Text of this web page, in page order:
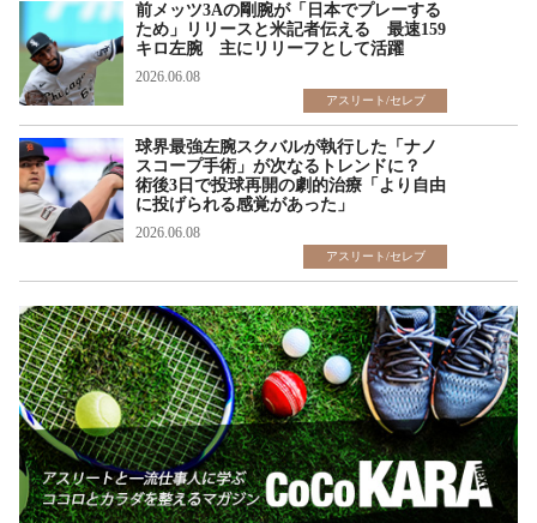
前メッツ3Aの剛腕が「日本でプレーする
ため」リリースと米記者伝える 最速159
キロ左腕 主にリリーフとして活躍
2026.06.08
アスリート/セレブ
球界最強左腕スクバルが執行した「ナノ
スコープ手術」が次なるトレンドに？
術後3日で投球再開の劇的治療「より自由
に投げられる感覚があった」
2026.06.08
アスリート/セレブ